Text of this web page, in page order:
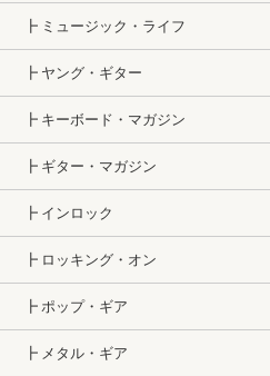
┣ ミュージック・ライフ
┣ ヤング・ギター
┣ キーボード・マガジン
┣ ギター・マガジン
┣ インロック
┣ ロッキング・オン
┣ ポップ・ギア
┣ メタル・ギア